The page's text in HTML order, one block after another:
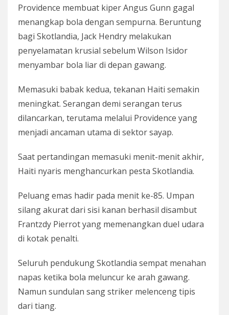
Providence membuat kiper Angus Gunn gagal
menangkap bola dengan sempurna. Beruntung
bagi Skotlandia, Jack Hendry melakukan
penyelamatan krusial sebelum Wilson Isidor
menyambar bola liar di depan gawang.
Memasuki babak kedua, tekanan Haiti semakin
meningkat. Serangan demi serangan terus
dilancarkan, terutama melalui Providence yang
menjadi ancaman utama di sektor sayap.
Saat pertandingan memasuki menit-menit akhir,
Haiti nyaris menghancurkan pesta Skotlandia.
Peluang emas hadir pada menit ke-85. Umpan
silang akurat dari sisi kanan berhasil disambut
Frantzdy Pierrot yang memenangkan duel udara
di kotak penalti.
Seluruh pendukung Skotlandia sempat menahan
napas ketika bola meluncur ke arah gawang.
Namun sundulan sang striker melenceng tipis
dari tiang.